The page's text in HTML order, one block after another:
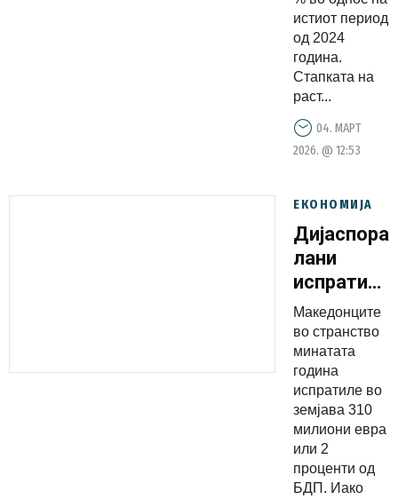
истиот период
од 2024
година.
Стапката на
раст...
04. МАРТ
2026. @ 12:53
ЕКОНОМИЈА
лани
испратила
во
земјава
310
милиони
евра или
2
проценти
од БДП
Македонците
во странство
минатата
година
испратиле во
земјава 310
милиони евра
или 2
проценти од
БДП. Иако